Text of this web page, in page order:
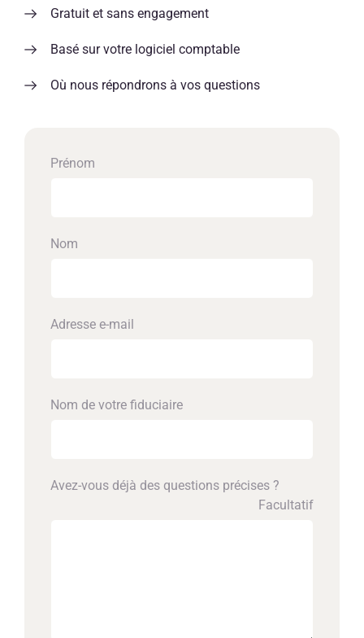
Gratuit et sans engagement
Basé sur votre logiciel comptable
Où nous répondrons à vos questions
Prénom
Nom
Adresse e-mail
Nom de votre fiduciaire
Avez-vous déjà des questions précises ?
Facultatif